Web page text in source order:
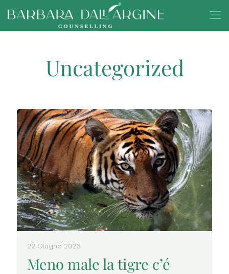
Uncategorized
22 Giugno 2026
Meno male la tigre c’é